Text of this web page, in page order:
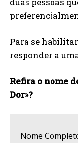
Para se
responder a
Refira o nome
Dor»?
Nome